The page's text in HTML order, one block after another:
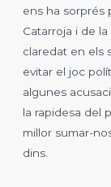
ens ha sorprés
Catarroja i de
claredat en els
evitar el joc
algunes
la rapidesa del
millor sumar-
dins.